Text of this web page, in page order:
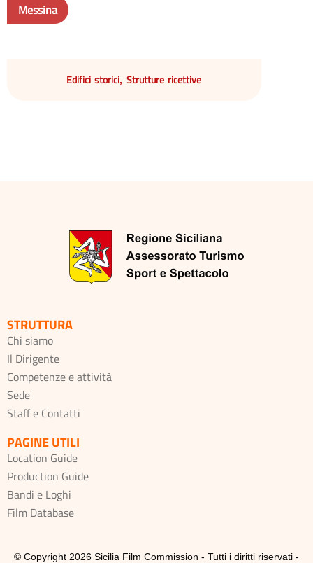
Messina
Edifici storici,Strutture ricettive
STRUTTURA
Chi siamo
Il Dirigente
Competenze e attività
Sede
Staff e Contatti
PAGINE UTILI
Location Guide
Production Guide
Bandi e Loghi
Film Database
© Copyright 2026 Sicilia Film Commission - Tutti i diritti riservati -